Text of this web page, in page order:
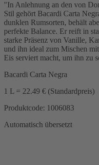
"In Anlehnung an den von
Stil gehört Bacardi Carta
dunklen Rumsorten, behält
perfekte Balance. Er reift in
starke Präsenz von Vanille,
und ihn ideal zum Mischen
Eis serviert macht, um ihn zu
Bacardi Carta Negra
1 L = 22.49 € (Standardpreis)
Produktcode: 1006083
Automatisch übersetzt